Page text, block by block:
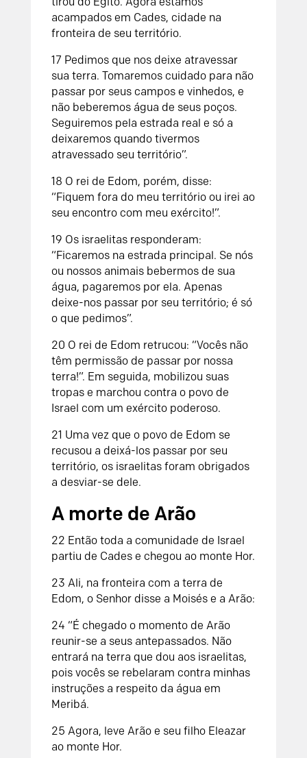
acampados em Cades, cidade na
fronteira de seu território.
17 Pedimos que nos deixe atravessar
sua terra. Tomaremos cuidado para não
passar por seus campos e vinhedos, e
não beberemos água de seus poços.
Seguiremos pela estrada real e só a
deixaremos quando tivermos
atravessado seu território”.
18 O rei de Edom, porém, disse:
“Fiquem fora do meu território ou irei ao
seu encontro com meu exército!”.
19 Os israelitas responderam:
“Ficaremos na estrada principal. Se nós
ou nossos animais bebermos de sua
água, pagaremos por ela. Apenas
deixe-nos passar por seu território; é só
o que pedimos”.
20 O rei de Edom retrucou: “Vocês não
têm permissão de passar por nossa
terra!”. Em seguida, mobilizou suas
tropas e marchou contra o povo de
Israel com um exército poderoso.
21 Uma vez que o povo de Edom se
recusou a deixá-los passar por seu
território, os israelitas foram obrigados
a desviar-se dele.
A morte de Arão
22 Então toda a comunidade de Israel
partiu de Cades e chegou ao monte Hor.
23 Ali, na fronteira com a terra de
Edom, o Senhor disse a Moisés e a Arão:
24 “É chegado o momento de Arão
reunir-se a seus antepassados. Não
entrará na terra que dou aos israelitas,
pois vocês se rebelaram contra minhas
instruções a respeito da água em
Meribá.
25 Agora, leve Arão e seu filho Eleazar
ao monte Hor.